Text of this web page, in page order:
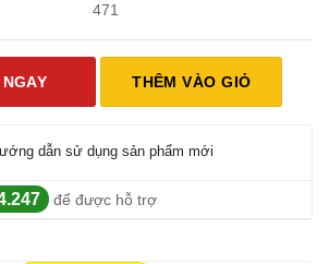
là:
650.000₫.
tại
là:
450.000₫.
471
Sensor AR816+ số lượng
THÊM VÀO GIỎ
dẫn sử dụng sản phẩm mới
để được hỗ trợ